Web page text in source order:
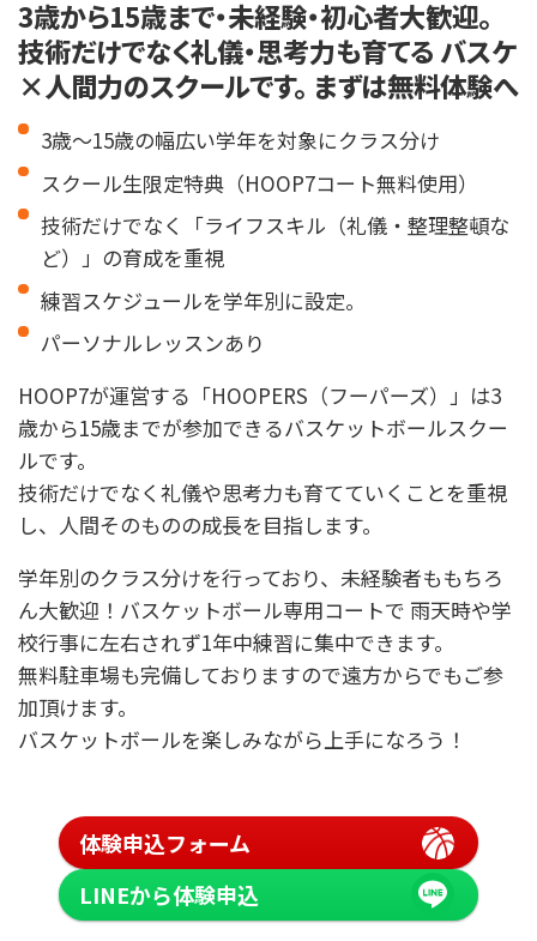
3歳から15歳まで・未経験・初心者大歓迎。
技術だけでなく礼儀・思考力も育てる バスケ
×人間力のスクールです。 まずは無料体験へ
3歳〜15歳の幅広い学年を対象にクラス分け
スクール生限定特典（HOOP7コート無料使用）
技術だけでなく「ライフスキル（礼儀・整理整頓な
ど）」の育成を重視
練習スケジュールを学年別に設定。
パーソナルレッスンあり
HOOP7が運営する「HOOPERS（フーパーズ）」は3
歳から15歳までが参加できるバスケットボールスクー
ルです。
技術だけでなく礼儀や思考力も育てていくことを重視
し、人間そのものの成長を目指します。
学年別のクラス分けを行っており、未経験者ももちろ
ん大歓迎！バスケットボール専用コートで 雨天時や学
校行事に左右されず1年中練習に集中できます。
無料駐車場も完備しておりますので遠方からでもご参
加頂けます。
バスケットボールを楽しみながら上手になろう！
体験申込フォーム
LINEから体験申込